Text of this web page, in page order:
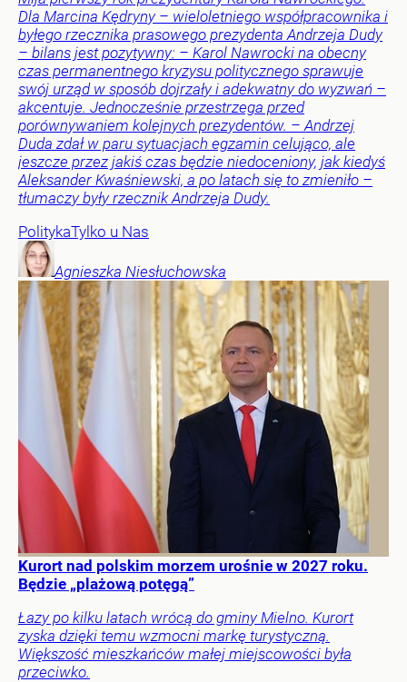
Dla Marcina Kędryny – wieloletniego współpracownika i
byłego rzecznika prasowego prezydenta Andrzeja Dudy
– bilans jest pozytywny: – Karol Nawrocki na obecny
czas permanentnego kryzysu politycznego sprawuje
swój urząd w sposób dojrzały i adekwatny do wyzwań –
akcentuje. Jednocześnie przestrzega przed
porównywaniem kolejnych prezydentów. – Andrzej
Duda zdał w paru sytuacjach egzamin celująco, ale
jeszcze przez jakiś czas będzie niedoceniony, jak kiedyś
Aleksander Kwaśniewski, a po latach się to zmieniło –
tłumaczy były rzecznik Andrzeja Dudy.
PolitykaTylko u Nas
Agnieszka Niesłuchowska
Kurort nad polskim morzem urośnie w 2027 roku.
Będzie „plażową potęgą”
Łazy po kilku latach wrócą do gminy Mielno. Kurort
zyska dzięki temu wzmocni markę turystyczną.
Większość mieszkańców małej miejscowości była
przeciwko.